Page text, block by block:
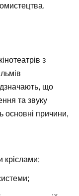
з
що
та звуку
основні причини,
кріслами;